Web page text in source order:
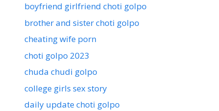
boyfriend girlfriend choti golpo
brother and sister choti golpo
cheating wife porn
choti golpo 2023
chuda chudi golpo
college girls sex story
daily update choti golpo